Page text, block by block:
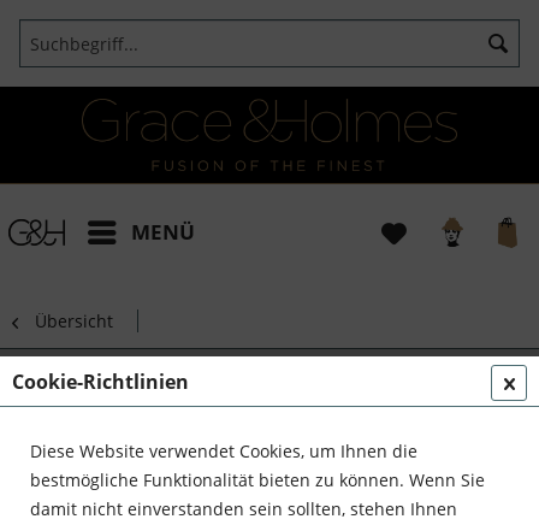
MENÜ
Übersicht
Seidenschal Gwen Dunkelblau mit
Interior Design Klassiker Stühle
Cookie-Richtlinien
Diese Website verwendet Cookies, um Ihnen die
bestmögliche Funktionalität bieten zu können. Wenn Sie
damit nicht einverstanden sein sollten, stehen Ihnen